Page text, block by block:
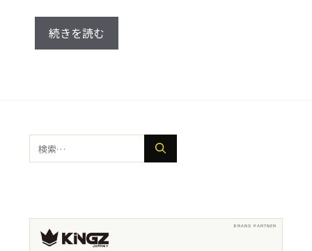
続きを読む
検
索: